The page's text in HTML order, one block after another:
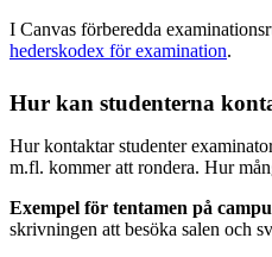
I Canvas förberedda
hederskodex för examination.
Hur kan studenterna
Hur kontaktar studenter
m.fl. kommer att rondera. Hur
Exempel för tentamen på
skrivningen att besöka salen och